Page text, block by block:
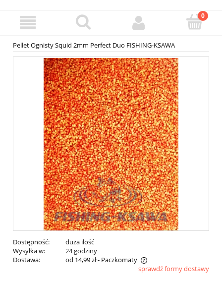
Pellet Ognisty Squid 2mm Perfect Duo FISHING-KSAWA
Dostępność:
duża ilość
Wysyłka w:
24 godziny
Dostawa:
od 14,99 zł- Paczkomaty
Cena nie zawiera ewentualnych kosztów płatnościsprawdź formy dostawy